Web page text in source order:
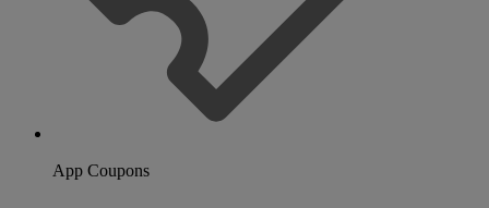
App Coupons